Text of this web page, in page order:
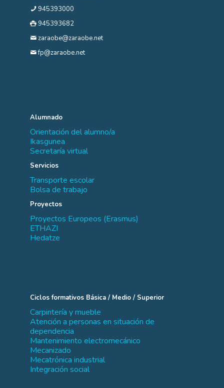
945393000
945393682
zaraobe@zaraobe.net
fp@zaraobe.net
Alumnado
Orientación del alumno/a
Ikasgunea
Secretaría virtual
Servicios
Transporte escolar
Bolsa de trabajo
Proyectos
Proyectos Europeos (Erasmus)
ETHAZI
Hedatze
Ciclos formativos Básica / Medio / Superior
Carpintería y mueble
Atención a personas en situación de
dependencia
Mantenimiento electromecánico
Mecanizado
Mecatrónica industrial
Integración social